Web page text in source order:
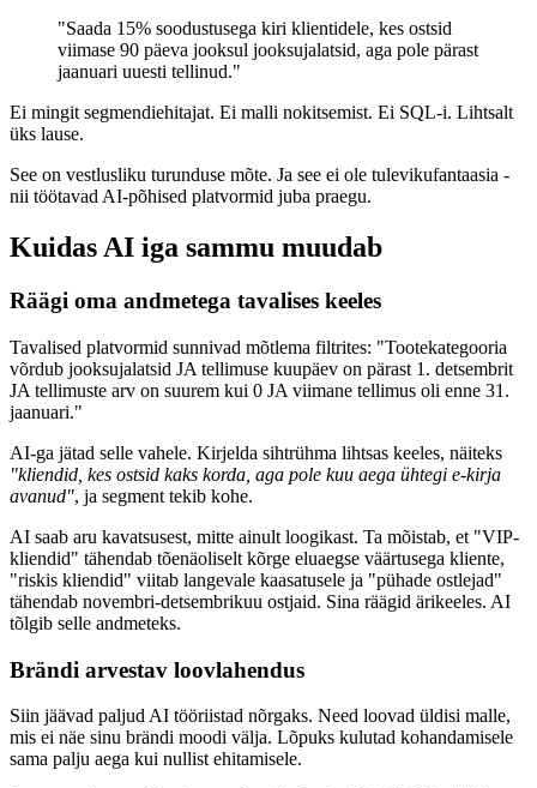
"Saada 15% soodustusega kiri klientidele, kes ostsid
viimase 90 päeva jooksul jooksujalatsid, aga pole pärast
jaanuari uuesti tellinud."
Ei mingit segmendiehitajat. Ei malli nokitsemist. Ei SQL-i. Lihtsalt
üks lause.
See on vestlusliku turunduse mõte. Ja see ei ole tulevikufantaasia -
nii töötavad AI-põhised platvormid juba praegu.
Kuidas AI iga sammu muudab
Räägi oma andmetega tavalises keeles
Tavalised platvormid sunnivad mõtlema filtrites: "Tootekategooria
võrdub jooksujalatsid JA tellimuse kuupäev on pärast 1. detsembrit
JA tellimuste arv on suurem kui 0 JA viimane tellimus oli enne 31.
jaanuari."
AI-ga jätad selle vahele. Kirjelda sihtrühma lihtsas keeles, näiteks
"kliendid, kes ostsid kaks korda, aga pole kuu aega ühtegi e-kirja
avanud", ja segment tekib kohe.
AI saab aru kavatsusest, mitte ainult loogikast. Ta mõistab, et "VIP-
kliendid" tähendab tõenäoliselt kõrge eluaegse väärtusega kliente,
"riskis kliendid" viitab langevale kaasatusele ja "pühade ostlejad"
tähendab novembri-detsembrikuu ostjaid. Sina räägid ärikeeles. AI
tõlgib selle andmeteks.
Brändi arvestav loovlahendus
Siin jäävad paljud AI tööriistad nõrgaks. Need loovad üldisi malle,
mis ei näe sinu brändi moodi välja. Lõpuks kulutad kohandamisele
sama palju aega kui nullist ehitamisele.